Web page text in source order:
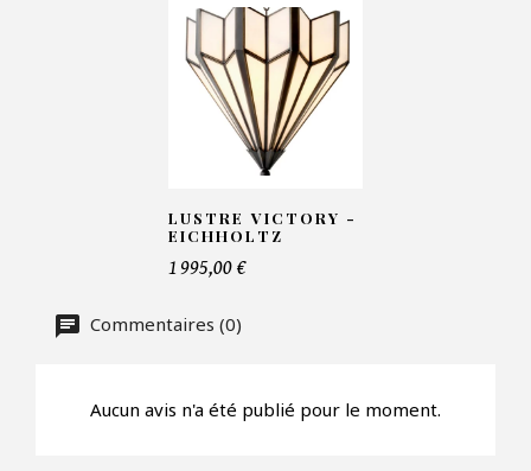
Nombre de produit*
LUSTRE VICTORY -
EICHHOLTZ
1 995,00 €
Commentaires (0)
Aucun avis n'a été publié pour le moment.